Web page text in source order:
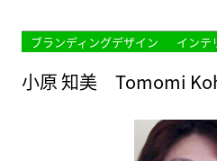
ブランディングデザイン インテ
小原 知美 Tomomi